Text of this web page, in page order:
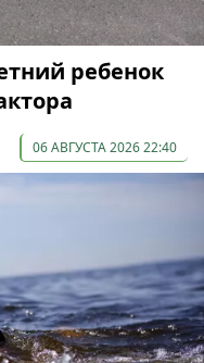
ребенок
06 АВГУСТА 2026 22:40